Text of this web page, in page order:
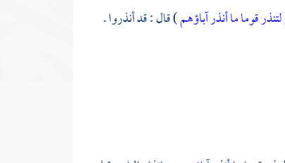
لتنذر قوما ما أنذر آباؤهم) قال : قد أنذروا .